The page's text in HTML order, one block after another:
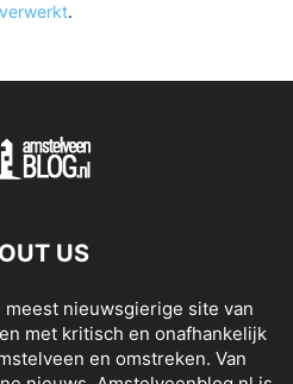
.
US
nieuwsgierige site van
met kritisch en onafhankelijk
en omstreken. Van